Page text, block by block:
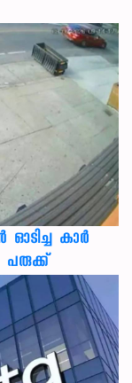
കാര്‍
പരുക്ക്